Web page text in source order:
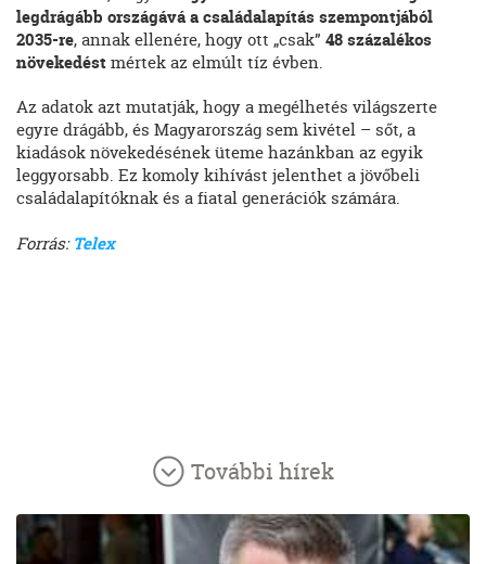
legdrágább országává a családalapítás szempontjából
2035-re, annak ellenére, hogy ott „csak” 48 százalékos
növekedéstmértek az elmúlt tíz évben.
Az adatok azt mutatják, hogy a megélhetés világszerte
egyre drágább, és Magyarország sem kivétel – sőt, a
kiadások növekedésének üteme hazánkban az egyik
leggyorsabb. Ez komoly kihívást jelenthet a jövőbeli
családalapítóknak és a fiatal generációk számára.
Forrás:Telex
További hírek